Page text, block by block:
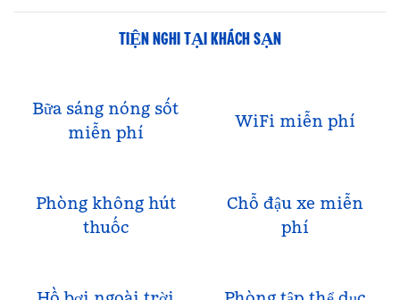
TIỆN NGHI TẠI KHÁCH SẠN
Bữa sáng nóng sốt
miễn phí
WiFi miễn phí
Phòng không hút
thuốc
Chỗ đậu xe miễn
phí